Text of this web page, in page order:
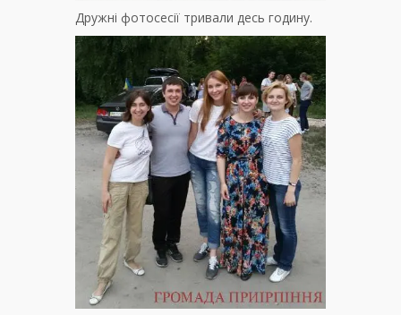
Дружні фотосесії тривали десь годину.